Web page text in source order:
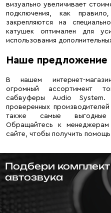
визуально увеличивает
подключения, как
закрепляются на
катушек оптимален для
использования
Наше предложение
В нашем интернет-
огромный ассортимент
сабвуферы Audio
проверенных
также самые выгодные
Обращайтесь к
сайте, чтобы получить
Подбери комплект
автозвука